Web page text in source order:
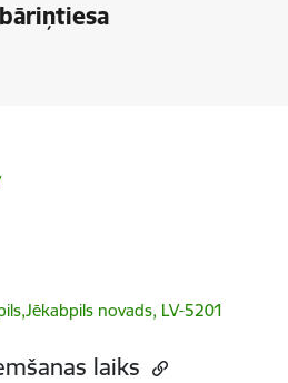
novads, LV-5201
laiks